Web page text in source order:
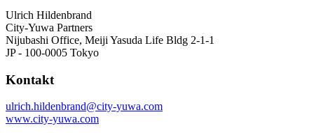
Ulrich Hildenbrand
City-Yuwa Partners
Nijubashi Office, Meiji Yasuda Life Bldg 2-1-1
JP - 100-0005 Tokyo
Kontakt
ulrich.hildenbrand@city-yuwa.com
www.city-yuwa.com